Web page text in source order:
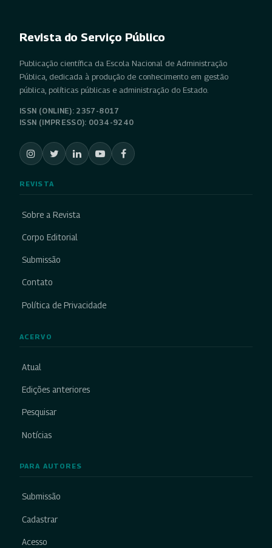
Revista do Serviço Público
Publicação científica da Escola Nacional de Administração
Pública, dedicada à produção de conhecimento em gestão
pública, políticas públicas e administração do Estado.
ISSN (ONLINE): 2357-8017
ISSN (IMPRESSO): 0034-9240
REVISTA
Sobre a Revista
Corpo Editorial
Submissão
Contato
Política de Privacidade
ACERVO
Atual
Edições anteriores
Pesquisar
Notícias
PARA AUTORES
Submissão
Cadastrar
Acesso